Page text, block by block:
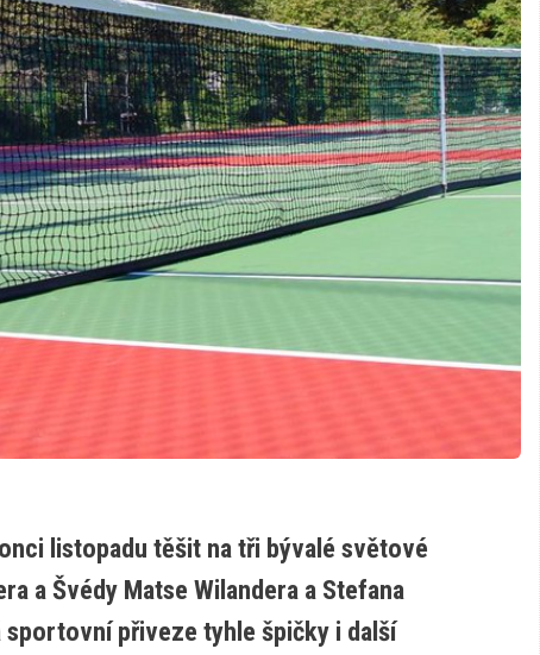
listopadu těšit na tři bývalé světové
a Švédy Matse Wilandera a Stefana
sportovní přiveze tyhle špičky i další